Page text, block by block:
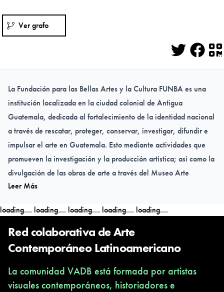
Ver grafo
Twitter
La Fundación para las Bellas Artes y la Cultura FUNBA es una
institución localizada en la ciudad colonial de Antigua
Guatemala, dedicada al fortalecimiento de la identidad nacional
a través de rescatar, proteger, conservar, investigar, difundir e
impulsar el arte en Guatemala. Esto mediante actividades que
promueven la investigación y la producción artística; así como la
divulgación de las obras de arte a través del Museo Arte
Guatemala MAG, actualmente en construcción. La COLECCIÓN
Prehispánico, Hispano-guatemalteco, Moderno y
Contemporáneo.
Leer Más
loading.... loading.... loading.... loading.... loading....
Red colaborativa de Arte
Contemporáneo Latinoamericano
La comunidad VADB está formada por artistas
visuales contemporáneos, historiadores e